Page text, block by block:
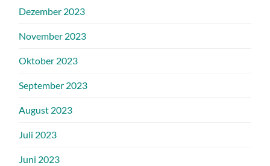
Dezember 2023
November 2023
Oktober 2023
September 2023
August 2023
Juli 2023
Juni 2023